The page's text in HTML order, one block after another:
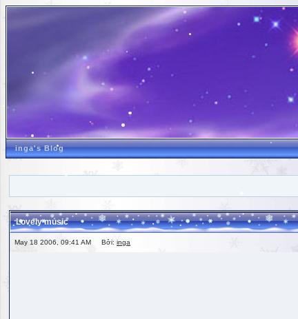
inga's Blog
Lovely music
May 18 2006, 09:41 AM Bởi: inga